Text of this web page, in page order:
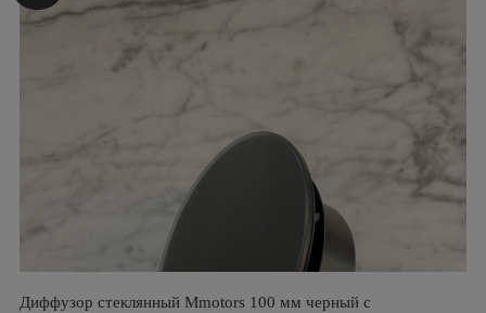
Диффузор стеклянный Mmotors 100 мм черный с